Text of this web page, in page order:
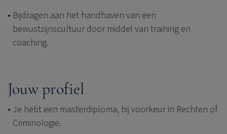
Bijdragen aan het handhaven van een
bewustzijnscultuur door middel van training en
coaching.
Jouw profiel
Je hebt een masterdiploma, bij voorkeur in Rechten of
Criminologie.